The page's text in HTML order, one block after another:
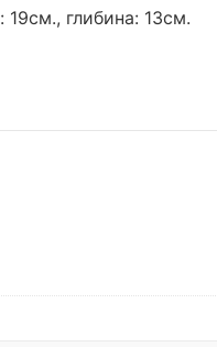
глибина: 13см.